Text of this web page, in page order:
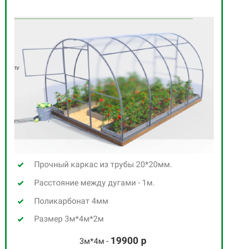
Прочный каркас из трубы 20*20мм.
Расстояние между дугами - 1м.
Поликарбонат 4мм
Размер 3м*4м*2м
3м*4м - 19900 р